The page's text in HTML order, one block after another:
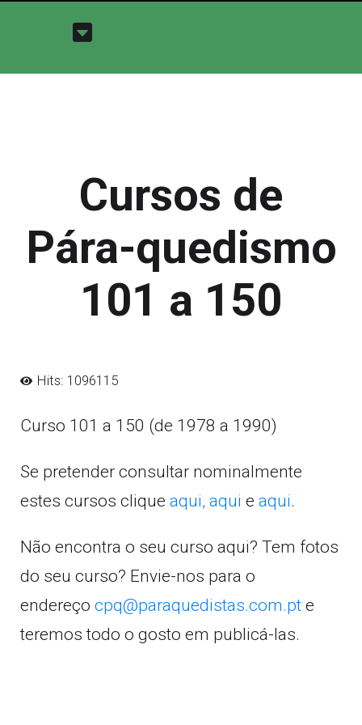
Cursos de
Pára-quedismo
101 a 150
Hits: 1096115
Curso 101 a 150 (de 1978 a 1990)
Se pretender consultar nominalmente
estes cursos clique aqui, aqui e aqui.
Não encontra o seu curso aqui? Tem fotos
do seu curso? Envie-nos para o
endereço cpq@paraquedistas.com.pt e
teremos todo o gosto em publicá-las.